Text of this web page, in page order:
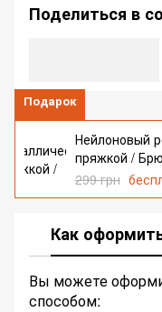
Поделиться в
Подарок
Нейлоновый
пряжкой /
299 грн
Как
Вы можете
способом: